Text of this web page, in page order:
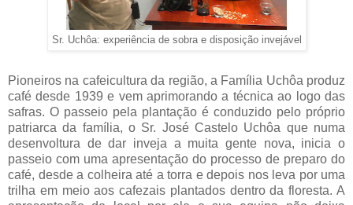
Sr. Uchôa: experiência de sobra e disposição invejável
Pioneiros na cafeicultura da região, a Família Uchôa produz
café desde 1939 e vem aprimorando a técnica ao logo das
safras. O passeio pela plantação é conduzido pelo próprio
patriarca da família, o Sr. José Castelo Uchôa que numa
desenvoltura de dar inveja a muita gente nova, inicia o
passeio com uma apresentação do processo de preparo do
café, desde a colheira até a torra e depois nos leva por uma
trilha em meio aos cafezais plantados dentro da floresta. A